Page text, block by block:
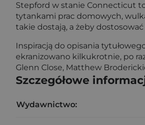
Stepford w stanie Connecticut
tytankami prac domowych,
takie dostają, a żeby
Inspiracją do opisania
ekranizowano kilkukrotnie, po
Glenn Close, Matthew
Szczegółowe
Wydawnictwo: